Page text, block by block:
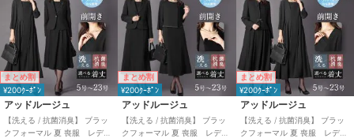
まとめ割
¥200ｸｰﾎﾟﾝ
アッドルージュ
【洗える / 抗菌消臭】 ブラッ
クフォーマル 夏 喪服 レディ
まとめ割
¥200ｸｰﾎﾟﾝ
アッドルージュ
【洗える / 抗菌消臭】 ブラッ
クフォーマル 夏 喪服 レディ
まとめ割
¥200ｸｰﾎﾟﾝ
アッドルージュ
【洗える / 抗菌消臭】 ブラッ
クフォーマル 夏 喪服 レディ